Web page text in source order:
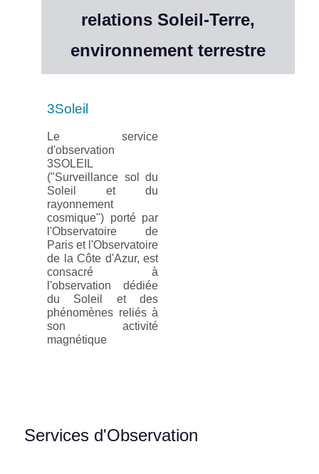
relations Soleil-Terre,
environnement terrestre
3Soleil
Le service
d'observation
3SOLEIL
("Surveillance sol du
Soleil et du
rayonnement
cosmique") porté par
l'Observatoire de
Paris et l'Observatoire
de la Côte d'Azur, est
consacré à
l'observation dédiée
du Soleil et des
phénomènes reliés à
son activité
magnétique
Services d'Observation